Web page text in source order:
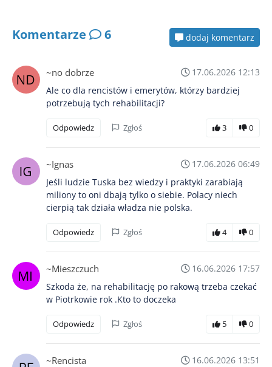
Komentarze 6 dodaj komentarz
~no dobrze
17.06.2026 12:13
Ale co dla rencistów i emerytów, którzy bardziej
potrzebują tych rehabilitacji?
Odpowiedz Zgłoś 3 0
~Ignas
17.06.2026 06:49
Jeśli ludzie Tuska bez wiedzy i praktyki zarabiają
miliony to oni dbają tylko o siebie. Polacy niech
cierpią tak działa władza nie polska.
Odpowiedz Zgłoś 4 0
~Mieszczuch
16.06.2026 17:57
Szkoda że, na rehabilitację po rakową trzeba czekać
w Piotrkowie rok .Kto to doczeka
Odpowiedz Zgłoś 5 0
~Rencista
16.06.2026 13:51